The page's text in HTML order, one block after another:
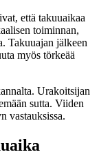
että takuuaikaa
toiminnan,
Takuuajan jälkeen
myös törkeää
Urakoitsijan
sutta. Viiden
vastauksissa.